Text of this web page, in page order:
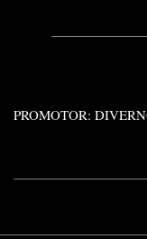
PROMOTOR: